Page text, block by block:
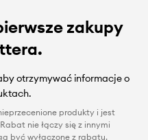
zakupy
otrzymywać informacje o
produkty i jest
nie łączy się z innymi
być wyłączone z rabatu.